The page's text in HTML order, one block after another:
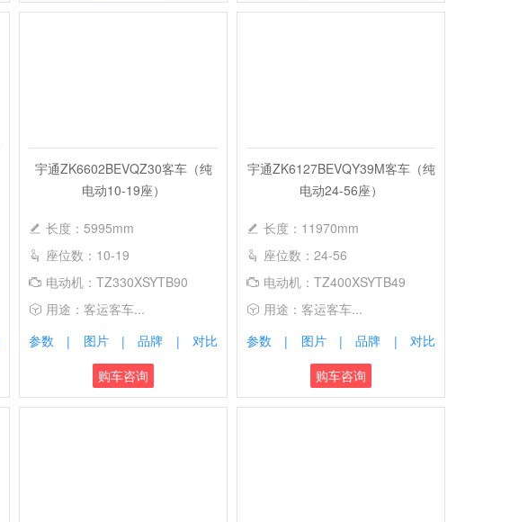
宇通ZK6602BEVQZ30客车（纯
电动10-19座）
长度：5995mm
座位数：10-19
电动机：TZ330XSYTB90
用途：客运客车...
参数
| 图片 | 品牌 |
对比
购车咨询
宇通ZK6127BEVQY39M客车（纯
电动24-56座）
长度：11970mm
座位数：24-56
电动机：TZ400XSYTB49
用途：客运客车...
参数
| 图片 | 品牌 |
对比
购车咨询